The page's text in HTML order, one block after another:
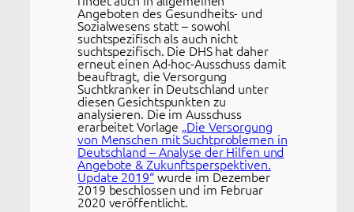
Angeboten des Gesundheits- und
Sozialwesens statt – sowohl
suchtspezifisch als auch nicht
suchtspezifisch. Die DHS hat daher
erneut einen Ad-hoc-Ausschuss damit
beauftragt, die Versorgung
Suchtkranker in Deutschland unter
diesen Gesichtspunkten zu
analysieren. Die im Ausschuss
erarbeitet Vorlage „Die Versorgung
von Menschen mit Suchtproblemen in
Deutschland – Analyse der Hilfen und
Angebote & Zukunftsperspektiven.
Update 2019“wurde im Dezember
2019 beschlossen und im Februar
2020 veröffentlicht.